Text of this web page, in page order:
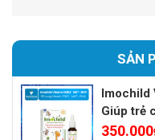
SẢN
Imochild
Giúp trẻ
350.000